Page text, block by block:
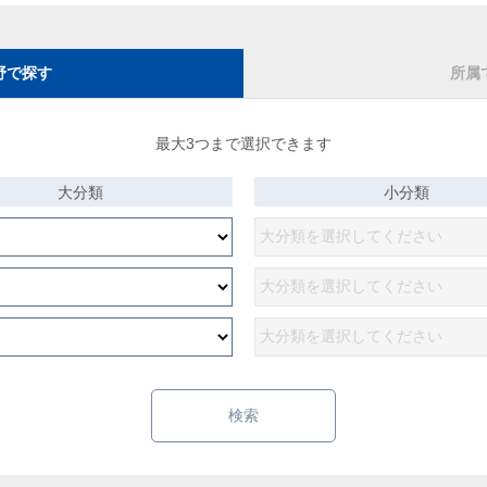
で探す 所属
最大3つまで選択できます
大分類 小分類
検索